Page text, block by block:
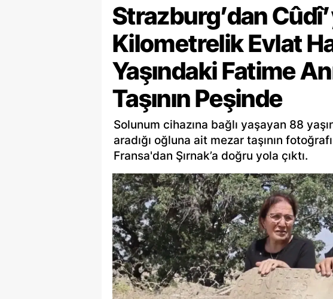
Strazburg’dan
Kilometrelik Evlat
Yaşındaki Fatime
Taşının Peşinde
Solunum cihazına bağlı yaşayan 88
aradığı oğluna ait mezar taşının
Fransa'dan Şırnak’a doğru yola çıktı.